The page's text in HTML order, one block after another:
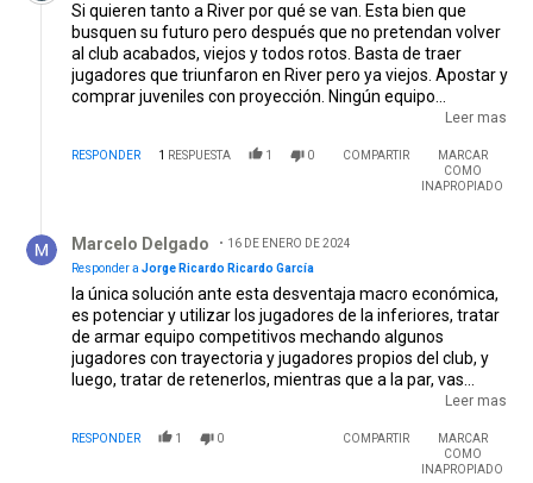
Si quieren tanto a River por qué se van. Esta bien que
busquen su futuro pero después que no pretendan volver
al club acabados, viejos y todos rotos. Basta de traer
jugadores que triunfaron en River pero ya viejos. Apostar y
comprar juveniles con proyección. Ningún equipo
argentino puede competir con el futbol brasileño y
destrozada, no se puede competir. Además los contratos
que tienen no bajan los 4.500.000 dólares anuales, sin son
comprar.
Leer mas
RESPONDER 1 RESPUESTA 1 0 COMPARTIR
MARCAR
COMO
INAPROPIADO
Marcelo Delgado
16 DE ENERO DE 2024
Responder a Jorge Ricardo Ricardo García
la única solución ante esta desventaja macro económica,
es potenciar y utilizar los jugadores de la inferiores, tratar
de armar equipo competitivos mechando algunos
jugadores con trayectoria y jugadores propios del club, y
luego, tratar de retenerlos, mientras que a la par, vas
inyectando nuevos jugadores de la inferiores, pero en
de que River precisa resultados inmediatos, ergo la CD, el
DT y los hinchas pensamos que la solución es siempre
Leer mas
RESPONDER 1 0 COMPARTIR
MARCAR
COMO
INAPROPIADO